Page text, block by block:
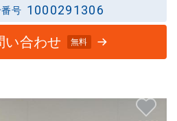
号 1000291306
い合わせ 無料